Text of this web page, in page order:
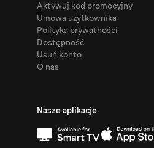
Aktywuj kod promocyjny
Umowa użytkownika
Polityka prywatności
Dostępność
Usuń konto
O nas
Nasze aplikacje